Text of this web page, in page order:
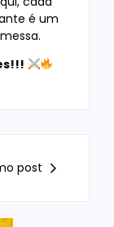
é um
post